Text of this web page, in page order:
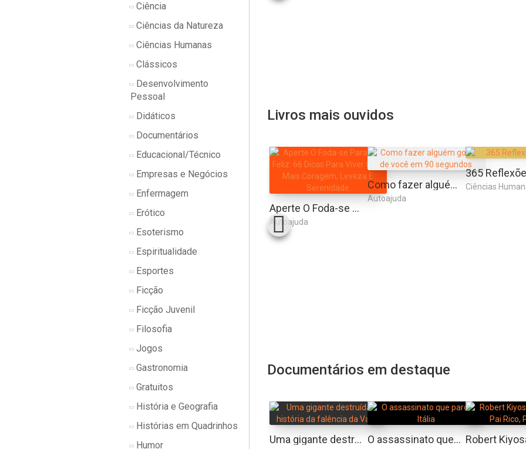
Ciência
Ciências da Natureza
Ciências Humanas
Clássicos
Desenvolvimento
Pessoal
Didáticos
Documentários
Educacional/Técnico
Empresas e Negócios
Enfermagem
Erótico
Esoterismo
Espiritualidade
Esportes
Ficção
Ficção Juvenil
Filosofia
Jogos
Gastronomia
Gratuitos
História e Geografia
Histórias em Quadrinhos
Humor
Livros mais ouvidos
Aperte O Foda-se Para Ser Feliz: 66 Dicas Para Viver Com Mais Coragem, Leveza E Serenidade
Autoajuda
Como fazer alguém gostar de você em 90 segundos
Autoajuda
Ciências
Documentários em destaque
Uma gigante destruída: a história da falência da Varig O assassinato que parou a Itália